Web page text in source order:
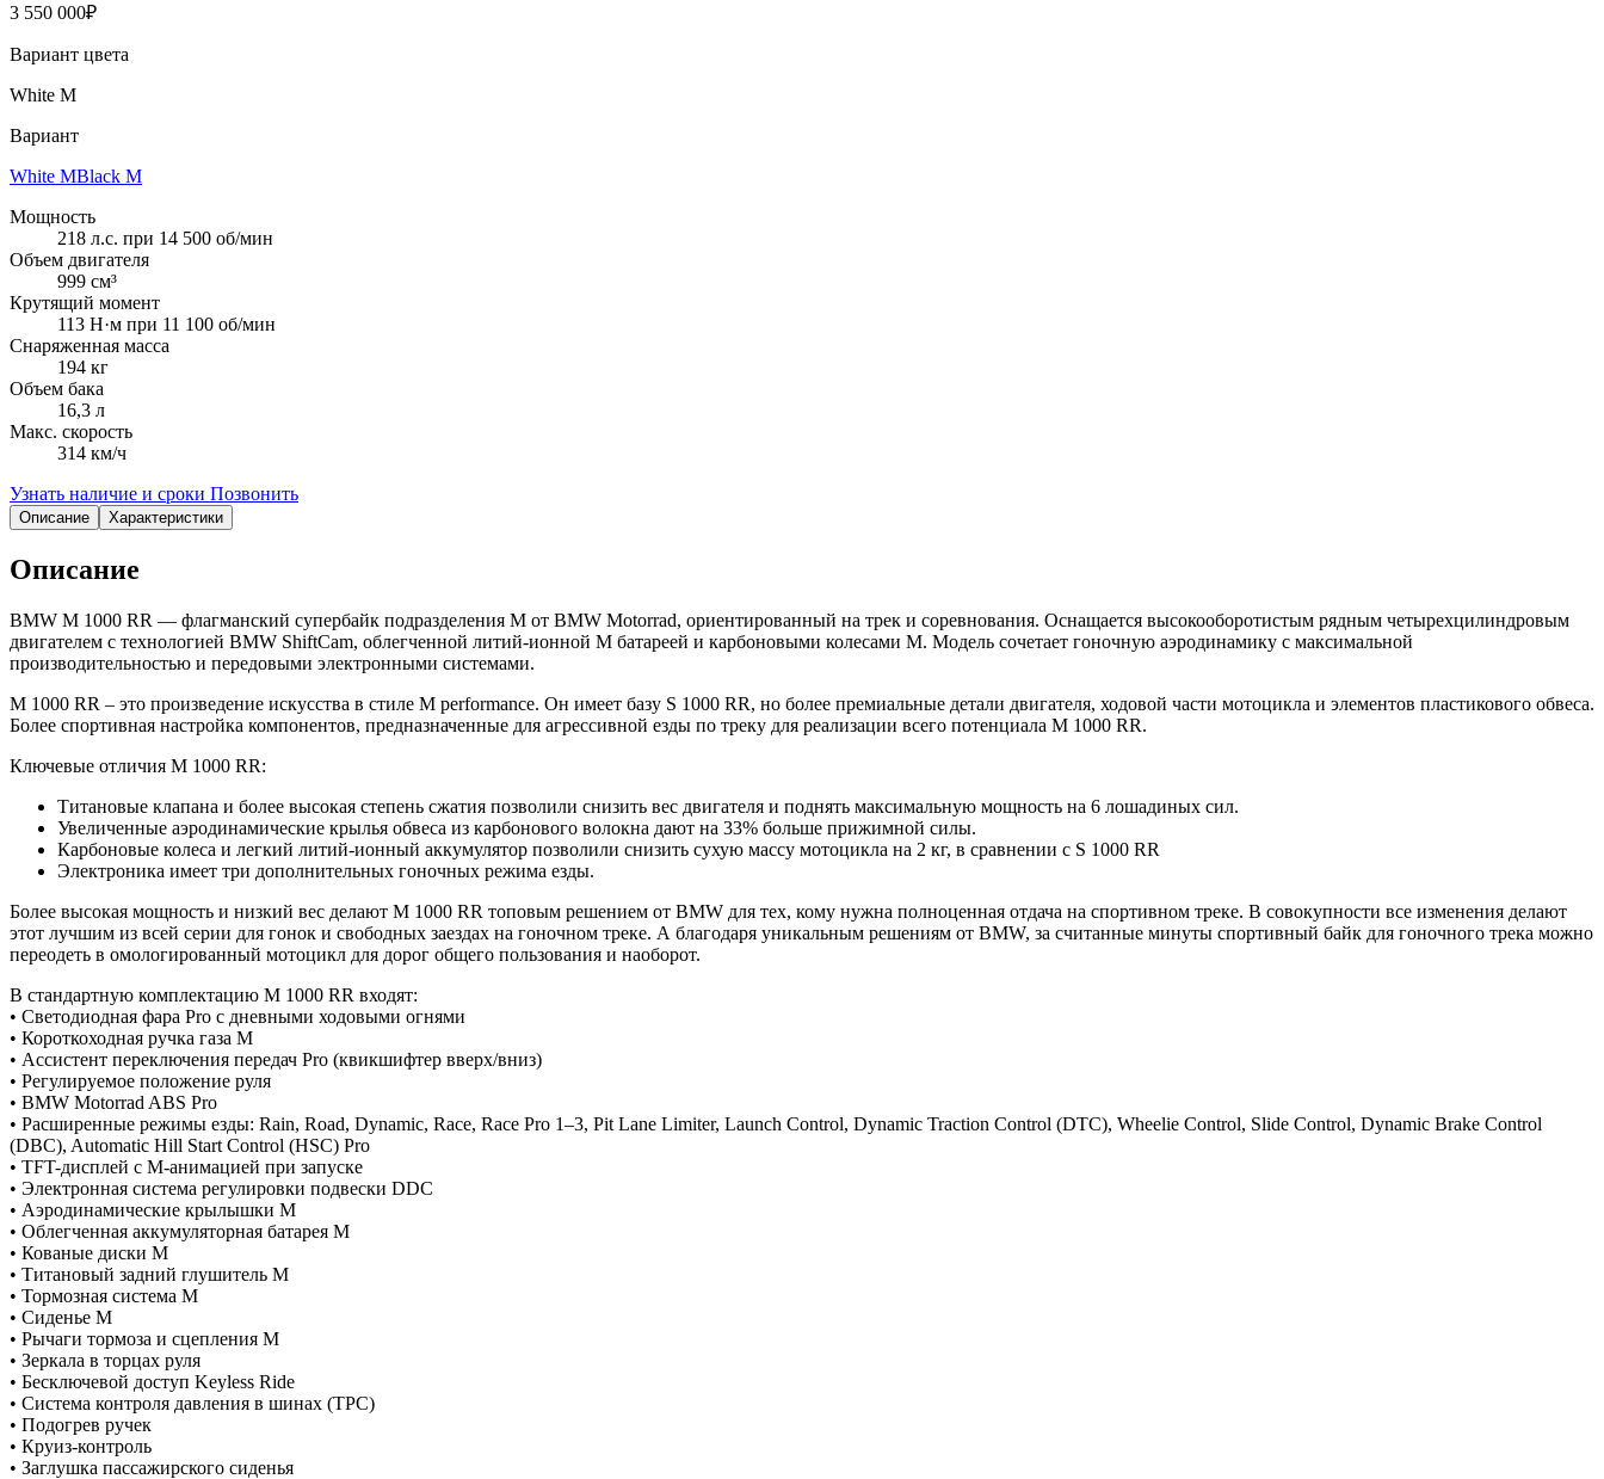
3 550 000₽
Вариант цвета
White M
Вариант
White MBlack M
Мощность
218 л.с. при 14 500 об/мин
Объем двигателя
999 см³
Крутящий момент
113 Н·м при 11 100 об/мин
Снаряженная масса
194 кг
Объем бака
16,3 л
Макс. скорость
314 км/ч
Узнать наличие и сроки Позвонить
Описание Характеристики
Описание
BMW M 1000 RR — флагманский супербайк подразделения M от BMW Motorrad, ориентированный на трек и соревнования. Оснащается высокооборотистым рядным четырехцилиндровым
двигателем с технологией BMW ShiftCam, облегченной литий-ионной M батареей и карбоновыми колесами M. Модель сочетает гоночную аэродинамику с максимальной
производительностью и передовыми электронными системами.
M 1000 RR – это произведение искусства в стиле M performance. Он имеет базу S 1000 RR, но более премиальные детали двигателя, ходовой части мотоцикла и элементов пластикового обвеса.
Более спортивная настройка компонентов, предназначенные для агрессивной езды по треку для реализации всего потенциала M 1000 RR.
Ключевые отличия M 1000 RR:
Титановые клапана и более высокая степень сжатия позволили снизить вес двигателя и поднять максимальную мощность на 6 лошадиных сил.
Увеличенные аэродинамические крылья обвеса из карбонового волокна дают на 33% больше прижимной силы.
Карбоновые колеса и легкий литий-ионный аккумулятор позволили снизить сухую массу мотоцикла на 2 кг, в сравнении с S 1000 RR
Электроника имеет три дополнительных гоночных режима езды.
Более высокая мощность и низкий вес делают M 1000 RR топовым решением от BMW для тех, кому нужна полноценная отдача на спортивном треке. В совокупности все изменения делают
этот лучшим из всей серии для гонок и свободных заездах на гоночном треке. А благодаря уникальным решениям от BMW, за считанные минуты спортивный байк для гоночного трека можно
переодеть в омологированный мотоцикл для дорог общего пользования и наоборот.
В стандартную комплектацию M 1000 RR входят:
• Светодиодная фара Pro с дневными ходовыми огнями
• Короткоходная ручка газа M
• Ассистент переключения передач Pro (квикшифтер вверх/вниз)
• Регулируемое положение руля
• BMW Motorrad ABS Pro
• Расширенные режимы езды: Rain, Road, Dynamic, Race, Race Pro 1–3, Pit Lane Limiter, Launch Control, Dynamic Traction Control (DTC), Wheelie Control, Slide Control, Dynamic Brake Control
(DBC), Automatic Hill Start Control (HSC) Pro
• TFT-дисплей с M-анимацией при запуске
• Электронная система регулировки подвески DDC
• Аэродинамические крылышки M
• Облегченная аккумуляторная батарея M
• Кованые диски M
• Титановый задний глушитель M
• Тормозная система M
• Сиденье M
• Рычаги тормоза и сцепления M
• Зеркала в торцах руля
• Бесключевой доступ Keyless Ride
• Система контроля давления в шинах (TPC)
• Подогрев ручек
• Круиз-контроль
• Заглушка пассажирского сиденья